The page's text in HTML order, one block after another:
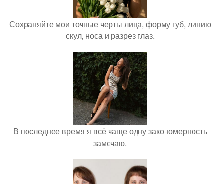
Сохраняйте мои точные черты лица, форму губ, линию
скул, носа и разрез глаз.
В последнее время я всё чаще одну закономерность
замечаю.